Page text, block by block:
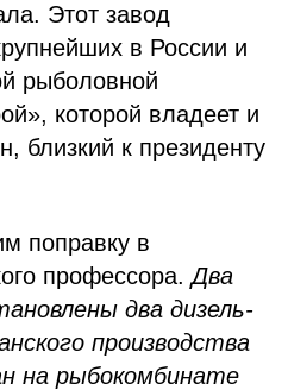
Этот завод
в России и
рыболовной
которой владеет и
близкий к президенту
поправку в
профессора.Два
два дизель-
производства
на рыбокомбинате